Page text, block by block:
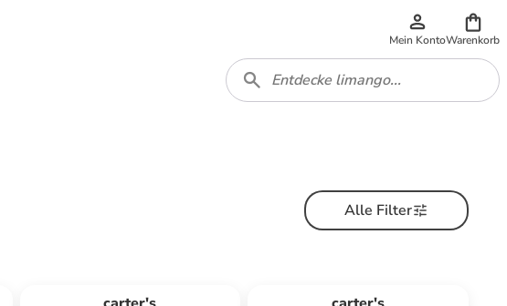
Mein KontoWarenkorb
Alle Filter